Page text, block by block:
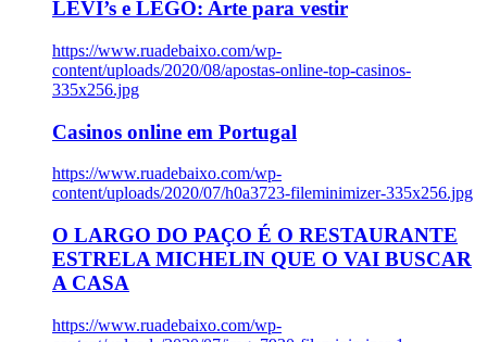
LEVI’s e LEGO: Arte para vestir
https://www.ruadebaixo.com/wp-
content/uploads/2020/08/apostas-online-top-casinos-
335x256.jpg
Casinos online em Portugal
https://www.ruadebaixo.com/wp-
content/uploads/2020/07/h0a3723-fileminimizer-335x256.jpg
O LARGO DO PAÇO É O RESTAURANTE
ESTRELA MICHELIN QUE O VAI BUSCAR
A CASA
https://www.ruadebaixo.com/wp-